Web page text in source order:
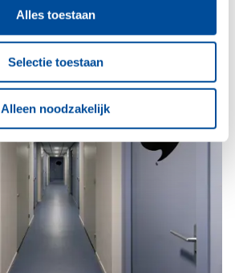
Alles toestaan
Selectie toestaan
Alleen noodzakelijk